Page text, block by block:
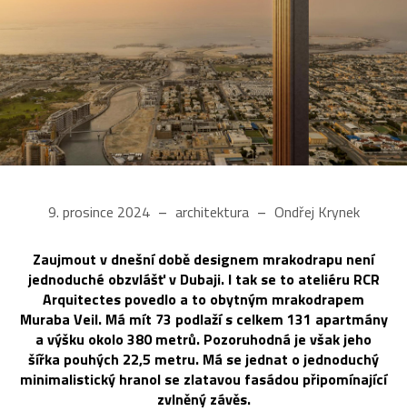
9. prosince 2024 architektura Ondřej Krynek
Zaujmout v dnešní době designem mrakodrapu není
jednoduché obzvlášť v Dubaji. I tak se to ateliéru RCR
Arquitectes povedlo a to obytným mrakodrapem
Muraba Veil. Má mít 73 podlaží s celkem 131 apartmány
a výšku okolo 380 metrů. Pozoruhodná je však jeho
šířka pouhých 22,5 metru. Má se jednat o jednoduchý
minimalistický hranol se zlatavou fasádou připomínající
zvlněný závěs.